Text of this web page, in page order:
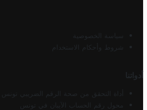
سياسة الخصوصية
شروط وأحكام الاستخدام
أدواتنا
أداة التحقق من صحة الرقم الضريبي تونس
محول رقم الحساب الآيبان في تونس